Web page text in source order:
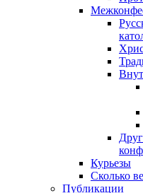
Курьезы
Сколько
Публикации